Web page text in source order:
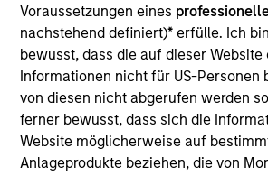
Voraussetzungen eines
nachstehend definiert)* erfülle. Ich
bewusst, dass die auf dieser Website
Informationen nicht für US-Personen
von diesen nicht abgerufen werden
ferner bewusst, dass sich die
Website möglicherweise auf
Anlageprodukte beziehen, die von